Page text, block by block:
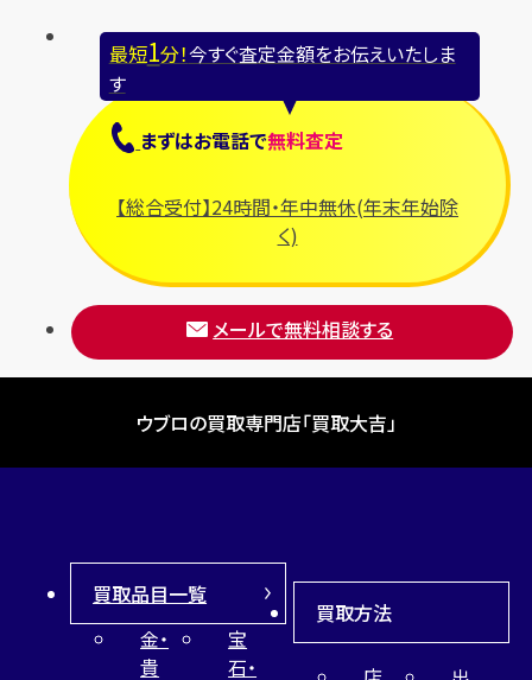
最短1分！今すぐ査定金額をお伝えいたしま
す
まずはお電話で無料査定
【総合受付】24時間・年中無休(年末年始除
く)
メールで無料相談する
ウブロの買取専門店「買取大吉」
買取品目一覧
金・
貴
宝
石・
買取方法